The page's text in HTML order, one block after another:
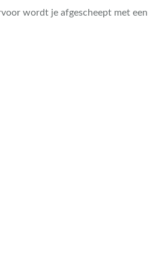
wordt je afgescheept met een